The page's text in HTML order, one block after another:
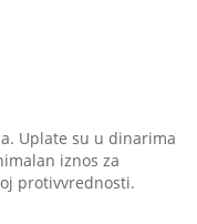
Uplate su u dinarima
iznos za
protivvrednosti.